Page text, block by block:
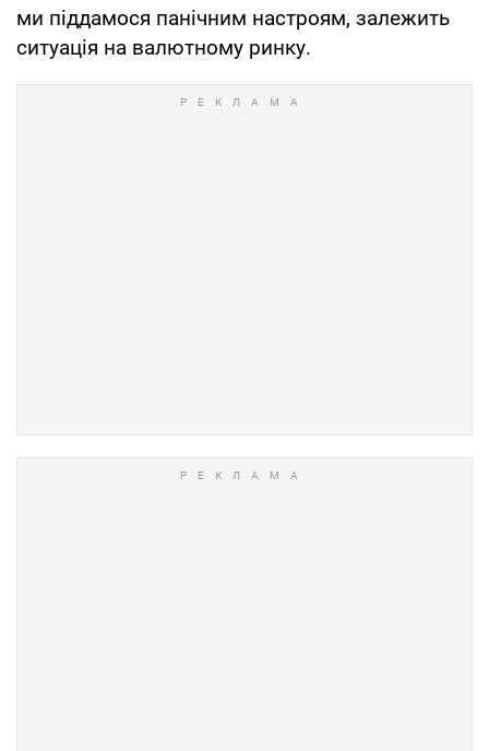
ми піддамося панічним настроям, залежить
ситуація на валютному ринку.